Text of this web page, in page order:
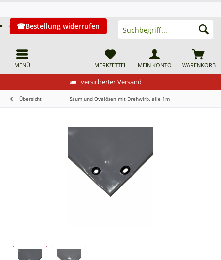
versicherter Versand
MENÜ
Bestellung widerrufen
WARENKORB
MERKZETTEL MEIN KONTO
Übersicht Saum und Ovalösen mit Drehwirb. alle 1m